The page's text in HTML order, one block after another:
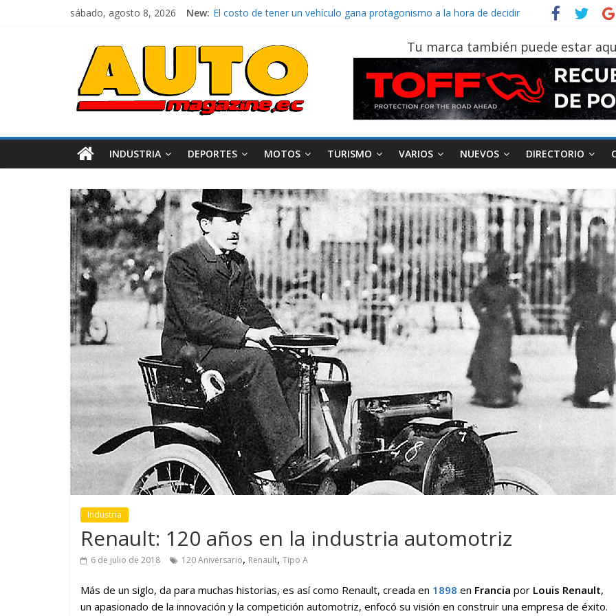
sábado, agosto 8, 2026 New: El costo de tener un vehículo gana protagonismo a la hora de decidir
¿Qué puede pasar con tu vehículo si permanece varios días sin usar?
La Vuelta al Ecuador 2026, edición 47ª, recorre 7 provincias en 8 días
La FEDAK recibe 12 Sinotruk Bolden para cubrir las rutas de La Vuelta
Tu marca también puede estar
INDUSTRIA DEPORTES MOTOS TURISMO VARIOS NUEVOS DIRECTORIO
Industria
Renault: 120 años en la industria automotriz
6 de julio de 2018 120 Aniversario, Renault, Tipo A
Más de un siglo, da para muchas historias, es así como Renault, creada en 1898 en Francia por Louis Renault,
un apasionado de la innovación y la competición automotriz, enfocó su visión en construir una empresa de éxito.
Varios
con movilidad
y conectada
Movilidad Turismo Varios
¿Qué puede pasar con tu
vehículo si permanece
varios días sin usar?
AEADE Industria Motociclismo
Motos
Movilidad
Campaña busca cambiar
destino de los motociclistas
en la región
Industria
Varios